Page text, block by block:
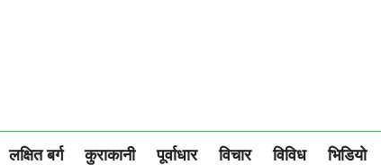
लक्षित बर्ग कुराकानी पूर्वाधार विचार विविध भिडियो